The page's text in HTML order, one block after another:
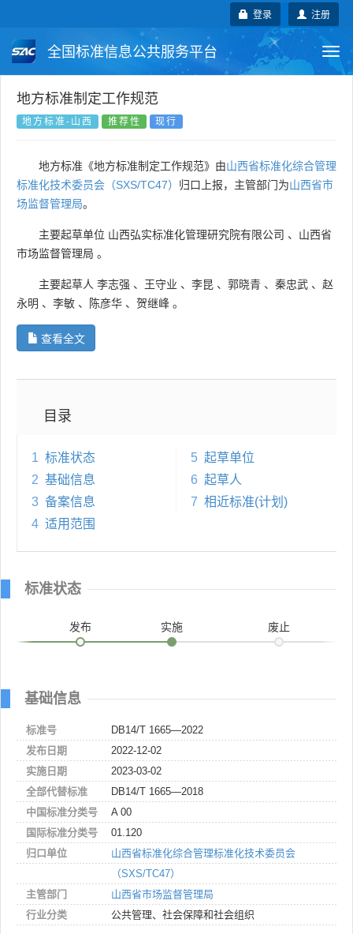
注册
登录
全国标准信息公共服务平台
国家标准 行业标准
国外标准 技术委员会
地方标准制定工作规范
地方标准-山西 推荐性 现行
地方标准《地方标准制定工作规范》由山西省标准化综合管理
标准化技术委员会（SXS/TC47） 归口上报，主管部门为山西省市
场监督管理局。
主要起草单位 山西弘实标准化管理研究院有限公司 、 山西省
市场监督管理局 。
主要起草人 李志强 、 王守业 、 李昆 、 郭晓青 、 秦忠武 、 赵
永明 、 李敏 、 陈彦华 、 贺继峰 。
查看全文
目录
1 标准状态
2 基础信息
3 备案信息
4 适用范围
5 起草单位
6 起草人
7 相近标准(计划)
标准状态
发布 实施 废止
基础信息
标准号
DB14/T 1665—2022
发布日期
2022-12-02
实施日期
2023-03-02
全部代替标准
DB14/T 1665—2018
中国标准分类号
A 00
国际标准分类号
01.120
归口单位
山西省标准化综合管理标准化技术委员会
（SXS/TC47）
主管部门
山西省市场监督管理局
行业分类
公共管理、社会保障和社会组织